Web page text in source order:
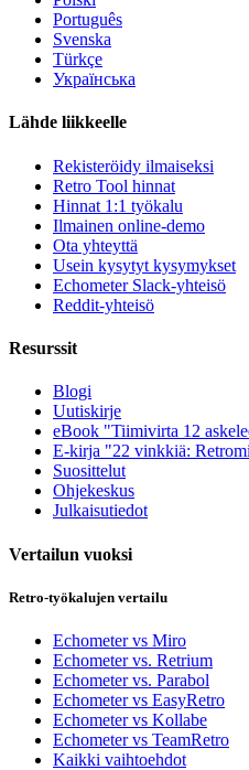
Português
Svenska
Türkçe
Українська
Lähde liikkeelle
Rekisteröidy ilmaiseksi
Retro Tool hinnat
Hinnat 1:1 työkalu
Ilmainen online-demo
Ota yhteyttä
Usein kysytyt kysymykset
Echometer Slack-yhteisö
Reddit-yhteisö
Resurssit
Blogi
Uutiskirje
eBook "Tiimivirta 12
E-kirja "22 vinkkiä:
Suosittelut
Ohjekeskus
Julkaisutiedot
Vertailun vuoksi
Retro-työkalujen vertailu
Echometer vs Miro
Echometer vs. Retrium
Echometer vs. Parabol
Echometer vs EasyRetro
Echometer vs Kollabe
Echometer vs TeamRetro
Kaikki vaihtoehdot